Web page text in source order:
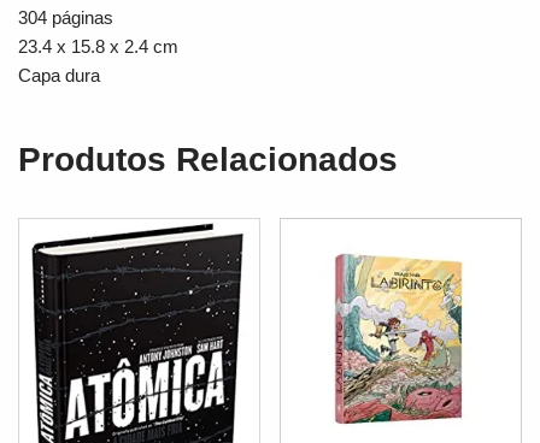
304 páginas
23.4 x 15.8 x 2.4 cm
Capa dura
Produtos Relacionados